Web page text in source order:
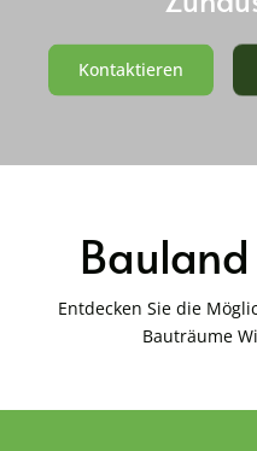
Kontaktieren
Entdecken Sie die
Bauträume